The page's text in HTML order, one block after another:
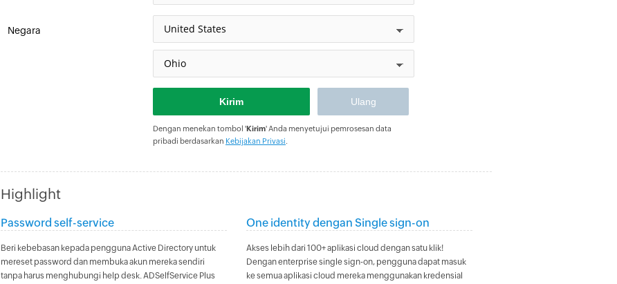
Negara
Dengan menekan tombol 'Kirim' Anda menyetujui pemrosesan data
pribadi berdasarkan Kebijakan Privasi
Highlight
Password self-service
Beri kebebasan kepada pengguna Active Directory untuk
mereset password dan membuka akun mereka sendiri
tanpa harus menghubungi help desk. ADSelfService Plus
One identity dengan Single sign-on
Akses lebih dari 100+ aplikasi cloud dengan satu klik!
Dengan enterprise single sign-on, pengguna dapat masuk
ke semua aplikasi cloud mereka menggunakan kredensial